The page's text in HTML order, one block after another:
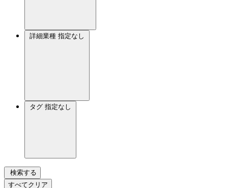
詳細業種 指定なし
タグ 指定なし
検索する
すべてクリア